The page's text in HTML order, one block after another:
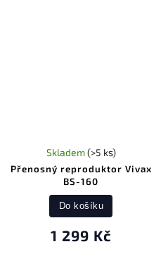
Přenosný reproduktor Vivax
BS-160
Skladem(>5 ks)
1 299 Kč
Do košíku